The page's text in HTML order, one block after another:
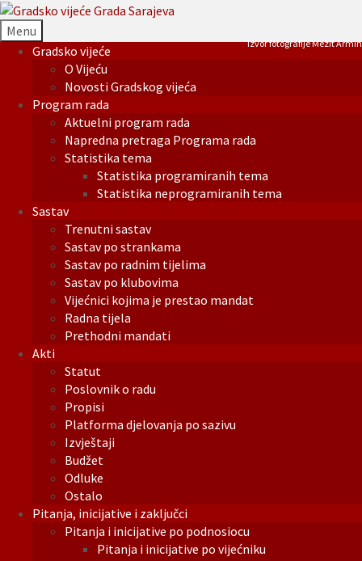
Menu
Gradsko vijeće
O Vijeću
Novosti Gradskog vijeća
Program rada
Aktuelni program rada
Napredna pretraga Programa rada
Statistika tema
Statistika programiranih tema
Statistika neprogramiranih tema
Sastav
Trenutni sastav
Sastav po strankama
Sastav po radnim tijelima
Sastav po klubovima
Vijećnici kojima je prestao mandat
Radna tijela
Prethodni mandati
Akti
Statut
Poslovnik o radu
Propisi
Platforma djelovanja po sazivu
Izvještaji
Budžet
Odluke
Ostalo
Pitanja, inicijative i zaključci
Pitanja i inicijative po podnosiocu
Pitanja i inicijative po vijećniku
Izvor fotografije Mezit Armin